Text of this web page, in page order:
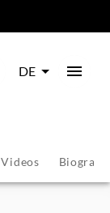
DE
Videos Biografie